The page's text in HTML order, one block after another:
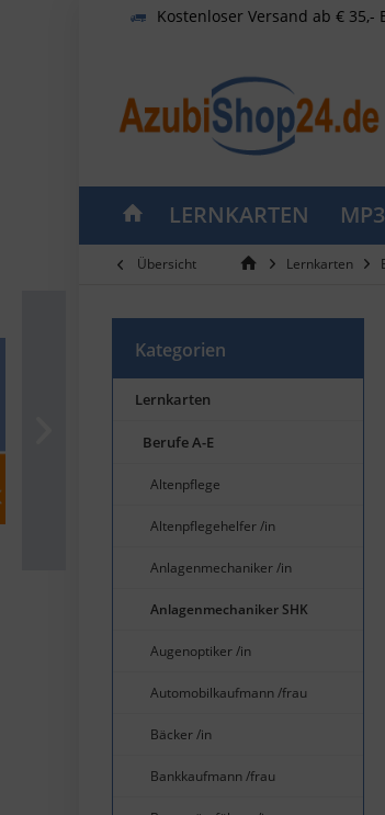
Kostenloser Versand ab € 35,-
LERNKARTEN
Übersicht Lernkarten
Kategorien
Lernkarten
Berufe A-E
Altenpflege
Altenpflegehelfer /in
Anlagenmechaniker /in
Anlagenmechaniker SHK
Augenoptiker /in
Automobilkaufmann /frau
Bäcker /in
Bankkaufmann /frau